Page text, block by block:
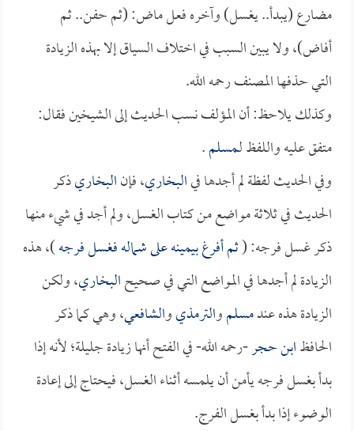
مضارع (يبدأ.. يغسل) وآخره فعل ماض: (ثم حفن.. ثم
أفاض)، ولا يبين السبب في اختلاف السياق إلا بهذه الزيادة
التي حذفها المصنف رحمه الله.
وكذلك يلاحظ: أن المؤلف نسب الحديث إلى الشيخين فقال:
متفق عليه واللفظ لـمسلم.
وفي الحديث لفظة لم أجدها فيالبخاري، فإنالبخاريذكر
الحديث في ثلاثة مواضع من كتاب الغسل، ولم أجد في شيء منها
ذكر غسل فرجه: (ثم أفرغ بيمينه على شماله فغسل فرجه)، هذه
الزيادة لم أجدها في المواضع التي في صحيحالبخاري، ولكن
الزيادة هذه عندمسلموالترمذيوالشافعي، وهي كما ذكر
الحافظابن حجر-رحمه الله- في الفتح أنها زيادة جليلة؛ لأنه إذا
بدأ بغسل فرجه يأمن أن يلمسه أثناء الغسل، فيحتاج إلى إعادة
الوضوء إذا بدأ بغسل الفرج.